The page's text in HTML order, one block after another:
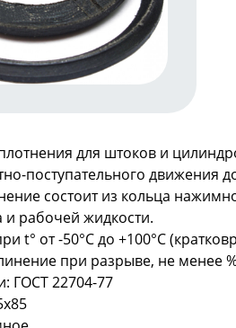
для штоков и
поступательного
состоит из кольца
и рабочей жидкости.
t° от -50°С до +100°С
при разрыве, не менее
ГОСТ 22704-77